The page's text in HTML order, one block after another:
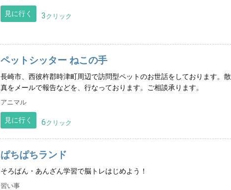
見に行く 3 クリック
ペットシッター ねこの手
長崎市、西彼杵郡時津町周辺で訪問型ペットのお世話をしております。
真をメールで報告などを、行なっております。ご相談承ります。
アニマル
見に行く 6クリック
ぱちぱちランド
そろばん・あんざん学習で脳トレはじめよう！
習い事